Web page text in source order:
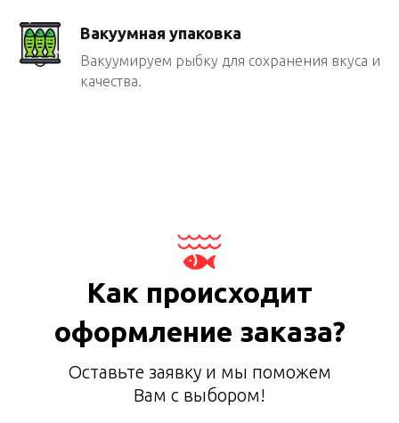
Вакуумная упаковка
Вакуумируем рыбку для сохранения вкуса и
качества.
Как происходит
оформление заказа?
Оставьте заявку и мы поможем
Вам с выбором!